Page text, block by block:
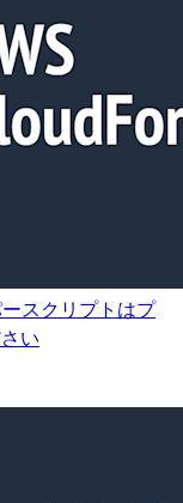
スクリプトはプ
い